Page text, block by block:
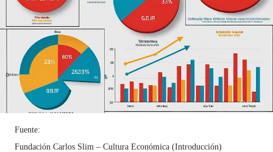
Fuente:
Fundación Carlos Slim – Cultura Económica (Introducción)